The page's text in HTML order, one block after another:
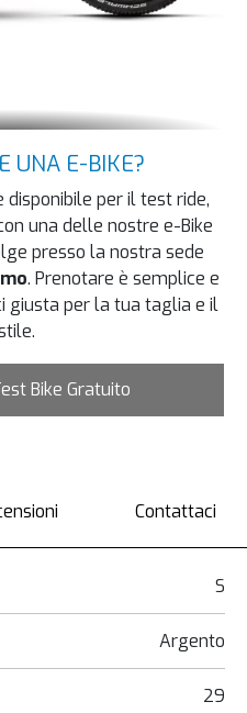
UNA E-BIKE?
disponibile per il test ride,
una delle nostre e-Bike
presso la nostra sede
. Prenotare è semplice e
giusta per la tua taglia e il
Bike Gratuito
Contattaci
S
Argento
29